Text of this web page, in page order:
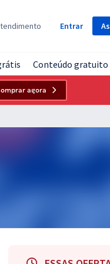
Entrar
Conteúdo gratuito
agora